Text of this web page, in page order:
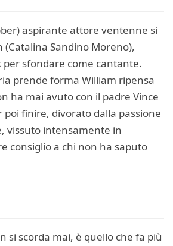
aspirante attore ventenne si
(Catalina Sandino Moreno),
per sfondare come cantante.
prende forma William ripensa
ha mai avuto con il padre Vince
poi finire, divorato dalla passione
vissuto intensamente in
consiglio a chi non ha saputo
si scorda mai, è quello che fa più